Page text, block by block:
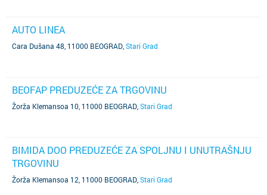
AUTO LINEA
Cara Dušana 48, 11000 BEOGRAD Stari Grad
BEOFAP PREDUZEĆE ZA TRGOVINU
Žorža Klemansoa 10, 11000 BEOGRAD Stari Grad
BIMIDA DOO PREDUZEĆE ZA SPOLJNU I UNUTRAŠNJU
TRGOVINU
Žorža Klemansoa 12, 11000 BEOGRAD Stari Grad